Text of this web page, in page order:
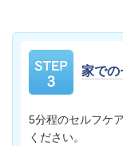
家での
5分程のセルフケ
ください。